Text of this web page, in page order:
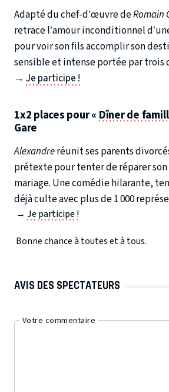
Adapté du chef-d’œuvre deRomain
retrace l’amour inconditionnel
pour voir son fils accomplir son
sensible et intense portée par trois
→ Je participe !
1x2 places pour « Dîner de
Gare
Alexandreréunit ses parents
prétexte pour tenter de réparer son
mariage. Une comédie hilarante,
déjà culte avec plus de 1 000
→ Je participe !
Bonne chance à toutes et à tous.
AVIS DES SPECTATEURS
Votre commentaire